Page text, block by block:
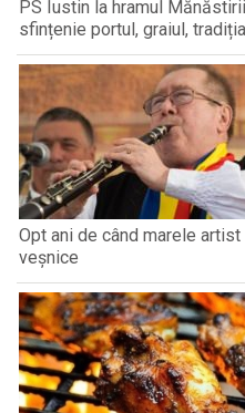
PS Iustin la hramul
sfințenie portul, graiul,
Opt ani de când marele
veșnice